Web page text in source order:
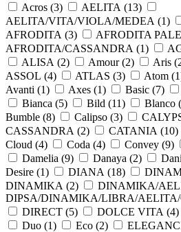
Acros (3) AELITA (13)
AELITA/VITA/VIOLA/MEDEA (1)
AFRODITA (3) AFRODITA
AFRODITA/CASSANDRA (1)
ALISA (2) Amour (2) Aris (
ASSOL (4) ATLAS (3) Atom (1
Avanti (1) Axes (1) Basic (7)
Bianca (5) Bild (11) Blanco (
Bumble (8) Calipso (3)
CASSANDRA (2) CATANIA (10)
Cloud (4) Coda (4) Convey (9)
Damelia (9) Danaya (2)
Desire (1) DIANA (18)
DINAMIKA (2) DINAMIKA/
DIPSA/DINAMIKA/LIBRA/AELITA/
DIRECT (5) DOLCE VITA (4)
Duo (1) Eco (2)